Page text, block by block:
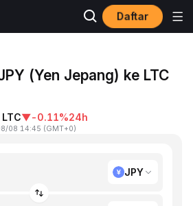
Daftar
(Yen Jepang) ke LTC
▼-0.11%24h
08 14:45 (GMT+0)
JPY